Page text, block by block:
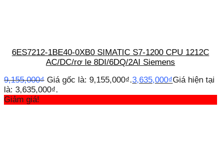
6ES7212-1BE40-0XB0 SIMATIC S7-1200 CPU 1212C
AC/DC/rơ le 8DI/6DQ/2AI Siemens
9,155,000₫ Giá gốc là: 9,155,000₫.3,635,000₫Giá hiện tại
là: 3,635,000₫.
Giảm giá!